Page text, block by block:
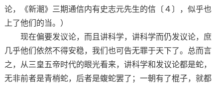
论，《新潮》三期通信内有史志元先生的信〔４〕，似乎也
上了他们的当。）
现在偏要发议论，而且讲科学，讲科学而仍发议论，庶
几乎他们依然不得安稳，我们也可告无罪于天下了。总而言
之，从三皇五帝时代的眼光看来，讲科学和发议论都是蛇，
无非前者是青梢蛇，后者是蝮蛇罢了；一朝有了棍子，就都